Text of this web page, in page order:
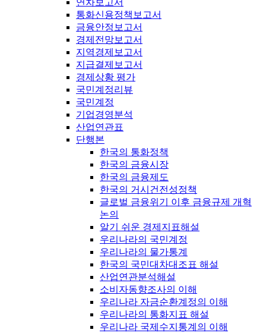
연차보고서
통화신용정책보고서
금융안정보고서
경제전망보고서
지역경제보고서
지급결제보고서
경제상황 평가
국민계정리뷰
국민계정
기업경영분석
산업연관표
단행본
한국의 통화정책
한국의 금융시장
한국의 금융제도
한국의 거시건전성정책
글로벌 금융위기 이후 금융규제 개혁
논의
알기 쉬운 경제지표해설
우리나라의 국민계정
우리나라의 물가통계
한국의 국민대차대조표 해설
산업연관분석해설
소비자동향조사의 이해
우리나라 자금순환계정의 이해
우리나라의 통화지표 해설
우리나라 국제수지통계의 이해